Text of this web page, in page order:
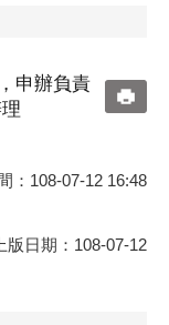
申辦負責
：108-07-12 16:48
上版日期：108-07-12